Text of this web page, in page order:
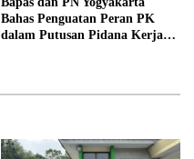
Bahas Penguatan Peran PK
dalam Putusan Pidana Kerja